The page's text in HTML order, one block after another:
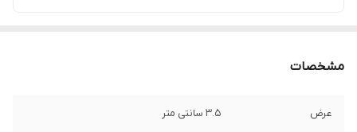
مشخصات
عرض ۳.۵ سانتی متر